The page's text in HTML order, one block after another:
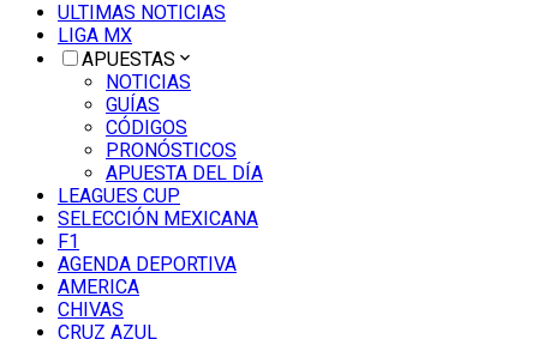
ULTIMAS NOTICIAS
LIGA MX
APUESTAS
NOTICIAS
GUÍAS
CÓDIGOS
PRONÓSTICOS
APUESTA DEL DÍA
LEAGUES CUP
SELECCIÓN MEXICANA
F1
AGENDA DEPORTIVA
AMERICA
CHIVAS
CRUZ AZUL